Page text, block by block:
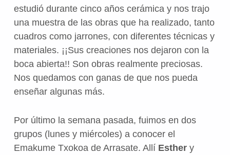
estudió durante cinco años cerámica y nos trajo
una muestra de las obras que ha realizado, tanto
cuadros como jarrones, con diferentes técnicas y
materiales. ¡¡Sus creaciones nos dejaron con la
boca abierta!! Son obras realmente preciosas.
Nos quedamos con ganas de que nos pueda
enseñar algunas más.
Por último la semana pasada, fuimos en dos
grupos (lunes y miércoles) a conocer el
Emakume Txokoa de Arrasate. Allí Esthery